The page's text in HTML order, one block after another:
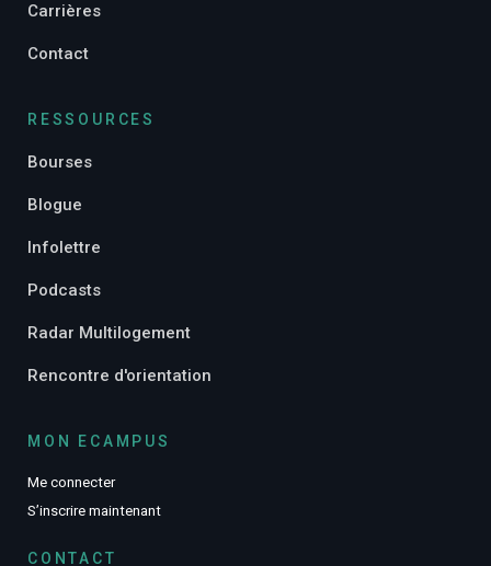
Carrières
Contact
RESSOURCES
Bourses
Blogue
Infolettre
Podcasts
Radar Multilogement
Rencontre d'orientation
MON ECAMPUS
Me connecter
S’inscrire maintenant
CONTACT